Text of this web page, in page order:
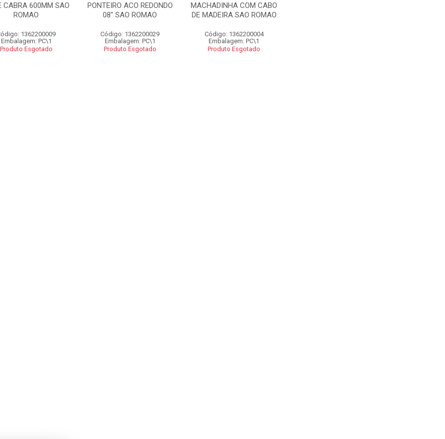
CABRA 600MM SAO
ROMAO
1362200009
Embalagem: PC\1
Produto Esgotado
PONTEIRO ACO REDONDO
08" SAO ROMAO
Código: 1362200029
Embalagem: PC\1
Produto Esgotado
MACHADINHA COM CABO
DE MADEIRA SAO ROMAO
Código: 1362200004
Embalagem: PC\1
Produto Esgotado